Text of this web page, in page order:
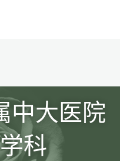
中大医院
科